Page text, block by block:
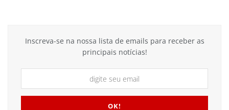
Inscreva-se na nossa lista de emails para receber as
principais notícias!